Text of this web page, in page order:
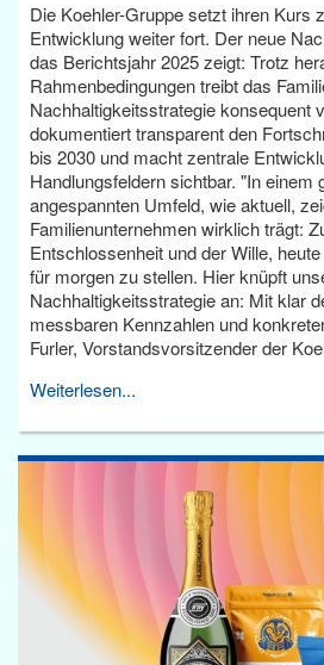
Die Koehler-Gruppe setzt ihren Kurs
Entwicklung weiter fort. Der neue
das Berichtsjahr 2025 zeigt: Trotz
Rahmenbedingungen treibt das
Nachhaltigkeitsstrategie konsequent
dokumentiert transparent den
bis 2030 und macht zentrale
Handlungsfeldern sichtbar. "In einem
angespannten Umfeld, wie aktuell,
Familienunternehmen wirklich trägt:
Entschlossenheit und der Wille,
für morgen zu stellen. Hier knüpft
Nachhaltigkeitsstrategie an: Mit klar
messbaren Kennzahlen und
Furler, Vorstandsvorsitzender der
Weiterlesen...